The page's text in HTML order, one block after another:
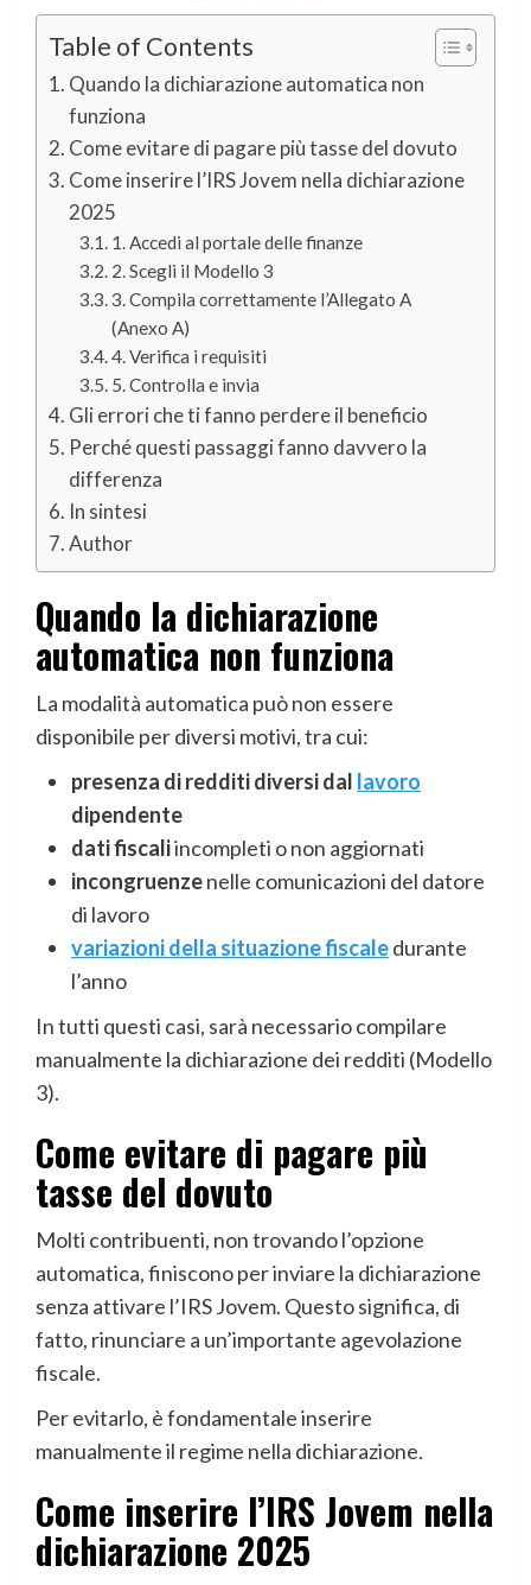
Table of Contents
Quando la dichiarazione automatica non
funziona
Come evitare di pagare più tasse del dovuto
Come inserire l’IRS Jovem nella dichiarazione
2025
1. Accedi al portale delle finanze
2. Scegli il Modello 3
3. Compila correttamente l’Allegato A
(Anexo A)
4. Verifica i requisiti
5. Controlla e invia
Gli errori che ti fanno perdere il beneficio
Perché questi passaggi fanno davvero la
differenza
In sintesi
Author
Quando la dichiarazione
automatica non funziona
La modalità automatica può non essere
disponibile per diversi motivi, tra cui:
presenza di redditi diversi dal lavoro
dipendente
dati fiscaliincompleti o non aggiornati
incongruenzenelle comunicazioni del datore
di lavoro
variazioni della situazione fiscaledurante
l’anno
In tutti questi casi, sarà necessario compilare
manualmente la dichiarazione dei redditi (Modello
3).
Come evitare di pagare più
tasse del dovuto
Molti contribuenti, non trovando l’opzione
automatica, finiscono per inviare la dichiarazione
senza attivare l’IRS Jovem. Questo significa, di
fatto, rinunciare a un’importante agevolazione
fiscale.
Per evitarlo, è fondamentale inserire
manualmente il regime nella dichiarazione.
Come inserire l’IRS Jovem nella
dichiarazione 2025